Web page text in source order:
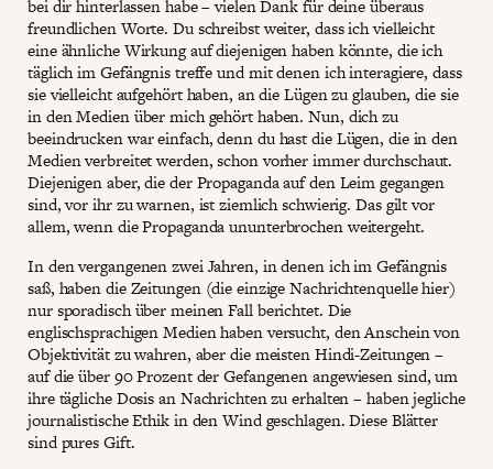
bei dir hinterlassen habe – vielen Dank für deine überaus
freundlichen Worte. Du schreibst weiter, dass ich vielleicht
eine ähnliche Wirkung auf diejenigen haben könnte, die ich
täglich im Gefängnis treffe und mit denen ich interagiere, dass
sie vielleicht aufgehört haben, an die Lügen zu glauben, die sie
in den Medien über mich gehört haben. Nun, dich zu
beeindrucken war einfach, denn du hast die Lügen, die in den
Medien verbreitet werden, schon vorher immer durchschaut.
Diejenigen aber, die der Propaganda auf den Leim gegangen
sind, vor ihr zu warnen, ist ziemlich schwierig. Das gilt vor
allem, wenn die Propaganda ununterbrochen weitergeht.
In den vergangenen zwei Jahren, in denen ich im Gefängnis
saß, haben die Zeitungen (die einzige Nachrichtenquelle hier)
nur sporadisch über meinen Fall berichtet. Die
englischsprachigen Medien haben versucht, den Anschein von
Objektivität zu wahren, aber die meisten Hindi-Zeitungen –
auf die über 90 Prozent der Gefangenen angewiesen sind, um
ihre tägliche Dosis an Nachrichten zu erhalten – haben jegliche
journalistische Ethik in den Wind geschlagen. Diese Blätter
sind pures Gift.